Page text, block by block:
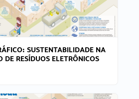
SUSTENTABILIDADE NA
DE RESÍDUOS ELETRÔNICOS